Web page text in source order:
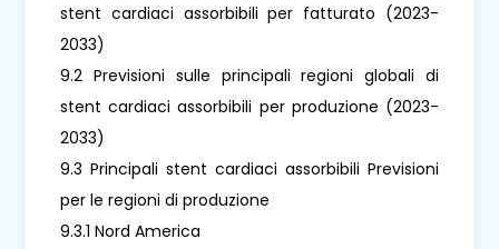
stent cardiaci assorbibili per fatturato (2023-
2033)
9.2 Previsioni sulle principali regioni globali di
stent cardiaci assorbibili per produzione (2023-
2033)
9.3 Principali stent cardiaci assorbibili Previsioni
per le regioni di produzione
9.3.1 Nord America